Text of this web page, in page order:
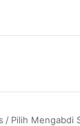
/ Pilih Mengabdi